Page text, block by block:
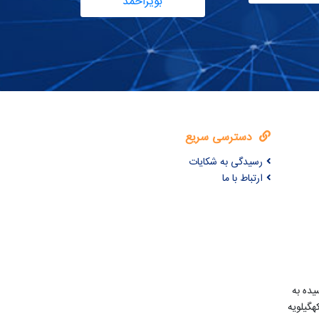
دسترسی سریع
رسیدگی به شکایات
ارتباط با ما
به